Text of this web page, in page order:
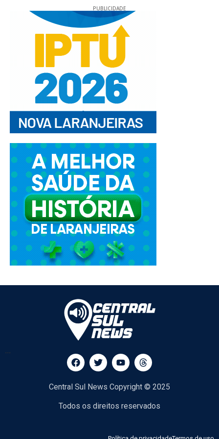
PUBLICIDADE
...
Central Sul News Copyright © 2025
Todos os direitos reservados